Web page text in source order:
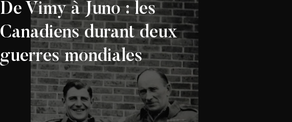
De Vimy à Juno : les
Canadiens durant deux
guerres mondiales